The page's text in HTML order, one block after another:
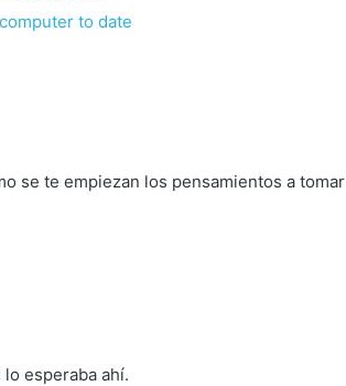
to date
se te empiezan los pensamientos a tomar
esperaba ahí.